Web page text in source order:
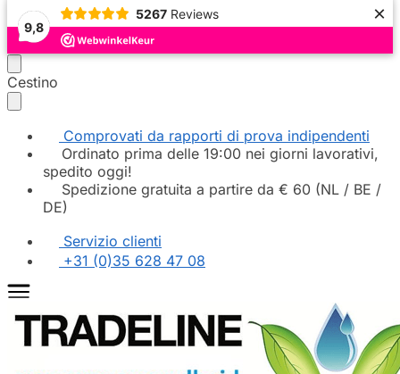
9,8
5267 Reviews ×
Continua
la
Vai
al
Cestino
Comprovati da rapporti di prova indipendenti
Ordinato prima delle 19:00 nei giorni lavorativi,
spedito oggi!
Spedizione gratuita a partire da € 60 (NL / BE /
DE)
Servizio clienti
+31 (0)35 628 47 08